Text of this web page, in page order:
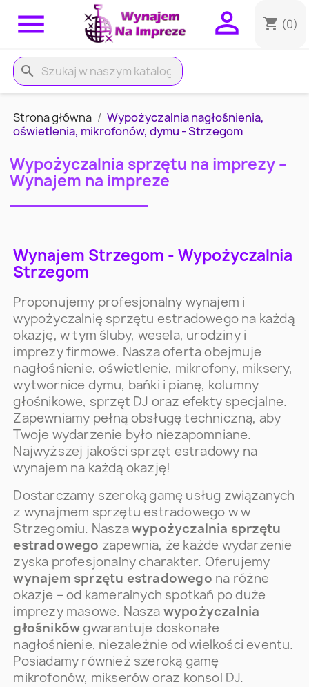
 shopping_cart (0)

search
Strona główna
Wypożyczalnia nagłośnienia,
oświetlenia, mikrofonów, dymu - Strzegom
Wypożyczalnia sprzętu na imprezy –
Wynajem na impreze
Wynajem Strzegom - Wypożyczalnia
Strzegom
Proponujemy profesjonalny wynajem i
wypożyczalnię sprzętu estradowego na każdą
okazję, w tym śluby, wesela, urodziny i
imprezy firmowe. Nasza oferta obejmuje
nagłośnienie, oświetlenie, mikrofony, miksery,
wytwornice dymu, bańki i pianę, kolumny
głośnikowe, sprzęt DJ oraz efekty specjalne.
Zapewniamy pełną obsługę techniczną, aby
Twoje wydarzenie było niezapomniane.
Najwyższej jakości sprzęt estradowy na
wynajem na każdą okazję!
Dostarczamy szeroką gamę usług związanych
z wynajmem sprzętu estradowego w w
Strzegomiu. Naszawypożyczalnia sprzętu
estradowego zapewnia, że każde wydarzenie
zyska profesjonalny charakter. Oferujemy
wynajem sprzętu estradowego na różne
okazje – od kameralnych spotkań po duże
imprezy masowe. Nasza wypożyczalnia
głośnikówgwarantuje doskonałe
nagłośnienie, niezależnie od wielkości eventu.
Posiadamy również szeroką gamę
mikrofonów, mikserów oraz konsol DJ.